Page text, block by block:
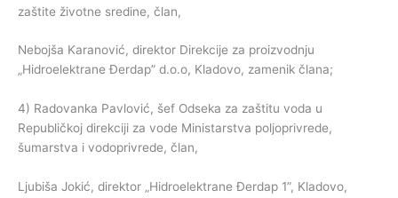
zaštite životne sredine, član,
Nebojša Karanović, direktor Direkcije za proizvodnju
„Hidroelektrane Đerdap” d.o.o, Kladovo, zamenik člana;
4) Radovanka Pavlović, šef Odseka za zaštitu voda u
Republičkoj direkciji za vode Ministarstva poljoprivrede,
šumarstva i vodoprivrede, član,
Ljubiša Jokić, direktor „Hidroelektrane Đerdap 1”, Kladovo,